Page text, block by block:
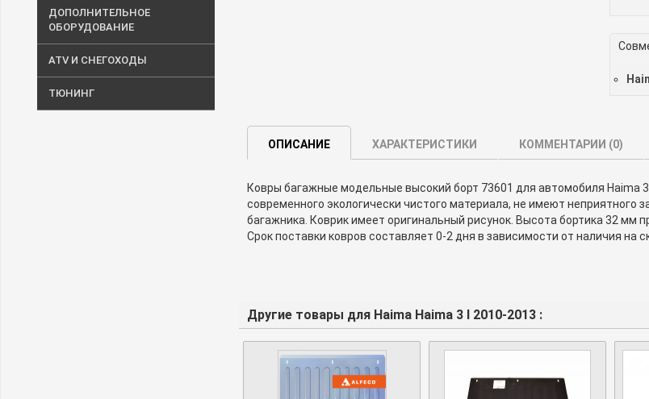
ДОПОЛНИТЕЛЬНОЕ
ОБОРУДОВАНИЕ
ATV И СНЕГОХОДЫ
ТЮНИНГ
ОПИСАНИЕ ХАРАКТЕРИСТИКИ КОММЕНТАРИИ (0)
Ковры багажные модельные высокий борт 73601 для автомобиля Haima
современного экологически чистого материала, не имеют
багажника. Коврик имеет оригинальный рисунок. Высота бортика 32 мм
Срок поставки ковров составляет 0-2 дня в зависимости от наличия на
Другие товары для Haima Haima 3 I 2010-2013 :